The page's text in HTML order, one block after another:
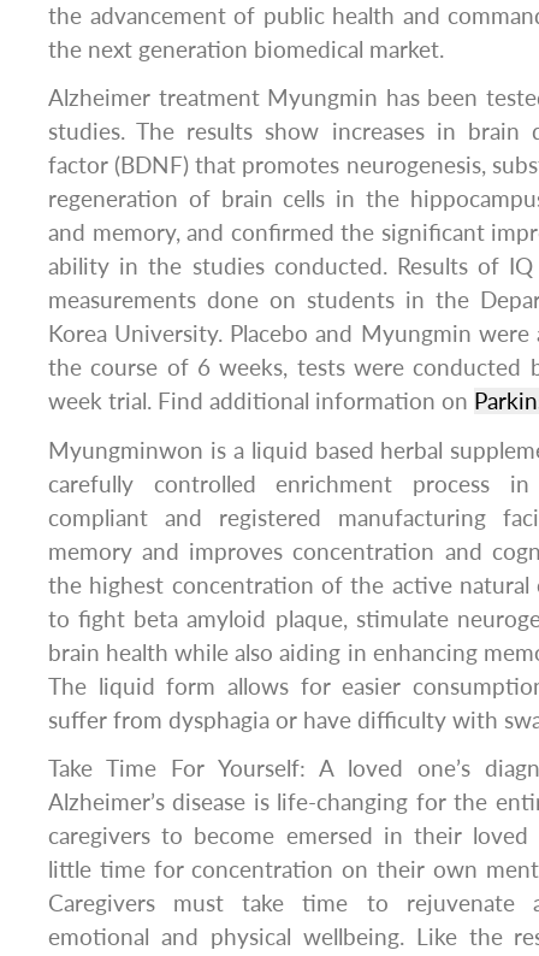
the advancement of public health and
the next generation biomedical market.
Alzheimer treatment Myungmin has been
studies. The results show increases in brain
factor (BDNF) that promotes neurogenesis,
regeneration of brain cells in the
and memory, and confirmed the significant
ability in the studies conducted. Results of
measurements done on students in the
Korea University. Placebo and Myungmin
the course of 6 weeks, tests were conducted
week trial. Find additional information on
Myungminwon is a liquid based herbal
carefully controlled enrichment process
compliant and registered manufacturing
memory and improves concentration and
the highest concentration of the active
to fight beta amyloid plaque, stimulate
brain health while also aiding in enhancing
The liquid form allows for easier
suffer from dysphagia or have difficulty with
Take Time For Yourself: A loved one’s
Alzheimer’s disease is life-changing for the
caregivers to become emersed in their loved
little time for concentration on their own
Caregivers must take time to rejuvenate
emotional and physical wellbeing. Like the